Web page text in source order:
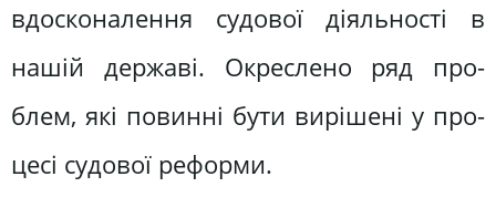
вдосконалення судової діяльності в
нашій державі. Окреслено ряд про­
блем, які повинні бути вирішені у про­
цесі судової реформи.